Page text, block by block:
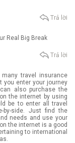
Real Big Break
Trả lời
travel insurance
you enter your journey
also purchase the
the internet by using
be to enter all travel
by-side. Just find the
needs and use your
the internet is a good
to international
Trả lời